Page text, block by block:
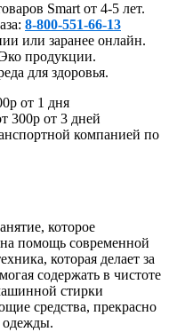
Smart от 4-5 лет.
8-800-551-66-13
или заранее онлайн.
продукции.
для здоровья.
от 1 дня
300р от 3 дней
компанией по
которое
помощь современной
которая делает за
содержать в чистоте
стирки
средства, прекрасно
одежды.